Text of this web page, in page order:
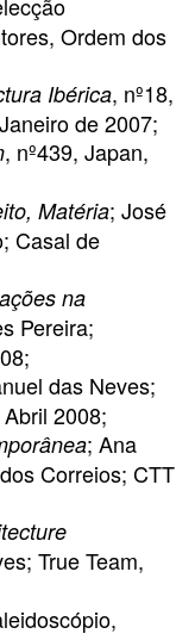
Ordem dos
Ibérica, nº18,
de 2007;
, nº439, Japan,
Matéria; José
Casal de
na
Pereira;
das Neves;
2008;
; Ana
Correios; CTT
True Team,